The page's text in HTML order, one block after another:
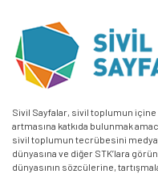
Sivil Sayfalar, sivil toplumun içine
artmasına katkıda bulunmak
sivil toplumun tecrübesini
dünyasına ve diğer STK’lara
dünyasının sözcülerine,